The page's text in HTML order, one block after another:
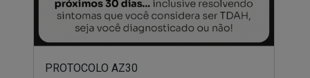
PROTOCOLO AZ30